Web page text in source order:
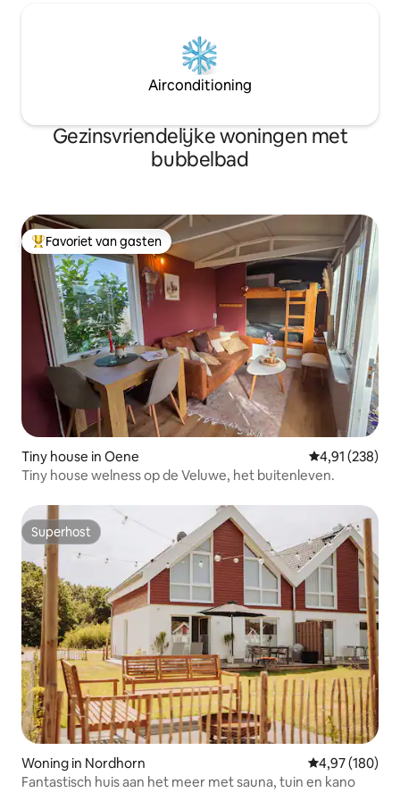
Airconditioning
Gezinsvriendelijke woningen met
bubbelbad
Topfavoriet van gasten
Favoriet van gasten
Tiny house in Oene Gemiddelde
4,91 (238)
Tiny house welness op de Veluwe, het buitenleven.
Superhost
Superhost
Woning in Nordhorn Gemiddelde
4,97 (180)
Fantastisch huis aan het meer met sauna, tuin en kano